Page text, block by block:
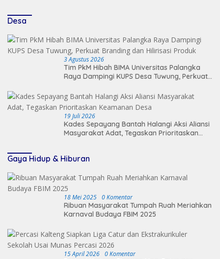
Desa
3 Agustus 2026
Tim PkM Hibah BIMA Universitas Palangka
Raya Dampingi KUPS Desa Tuwung, Perkuat
19 Juli 2026
Kades Sepayang Bantah Halangi Aksi Aliansi
Masyarakat Adat, Tegaskan Prioritaskan
Gaya Hidup & Hiburan
18 Mei 2025 0 Komentar
Ribuan Masyarakat Tumpah Ruah Meriahkan
Karnaval Budaya FBIM 2025
15 April 2026 0 Komentar